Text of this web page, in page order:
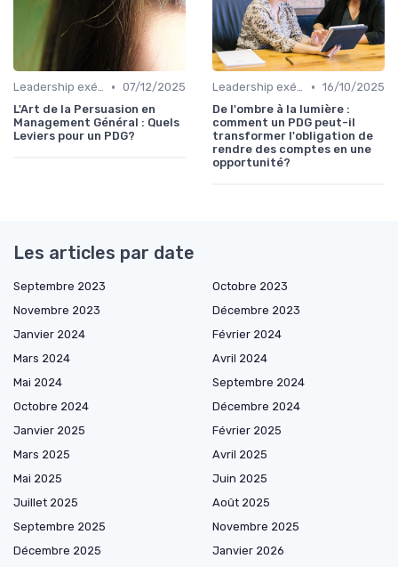
Leadership exécutif & prise de décision • 07/12/2025
L'Art de la Persuasion en
Management Général : Quels
Leviers pour un PDG?
Leadership exécutif & prise de décision • 16/10/2025
De l'ombre à la lumière :
comment un PDG peut-il
transformer l'obligation de
rendre des comptes en une
opportunité?
Les articles par date
Septembre 2023
Octobre 2023
Novembre 2023
Décembre 2023
Janvier 2024
Février 2024
Mars 2024
Avril 2024
Mai 2024
Septembre 2024
Octobre 2024
Décembre 2024
Janvier 2025
Février 2025
Mars 2025
Avril 2025
Mai 2025
Juin 2025
Juillet 2025
Août 2025
Septembre 2025
Novembre 2025
Décembre 2025
Janvier 2026